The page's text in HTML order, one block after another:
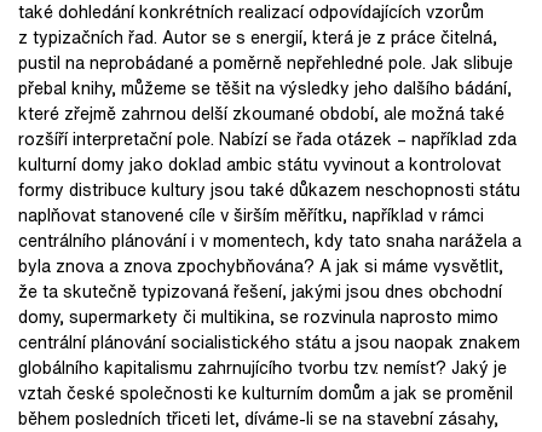
také dohledání konkrétních realizací odpovídajících vzorům
z typizačních řad. Autor se s energií, která je z práce čitelná,
pustil na neprobádané a poměrně nepřehledné pole. Jak slibuje
přebal knihy, můžeme se těšit na výsledky jeho dalšího bádání,
které zřejmě zahrnou delší zkoumané období, ale možná také
rozšíří interpretační pole. Nabízí se řada otázek – například zda
kulturní domy jako doklad ambic státu vyvinout a kontrolovat
formy distribuce kultury jsou také důkazem neschopnosti státu
naplňovat stanovené cíle v širším měřítku, například v rámci
centrálního plánování i v momentech, kdy tato snaha narážela a
byla znova a znova zpochybňována? A jak si máme vysvětlit,
že ta skutečně typizovaná řešení, jakými jsou dnes obchodní
domy, supermarkety či multikina, se rozvinula naprosto mimo
centrální plánování socialistického státu a jsou naopak znakem
globálního kapitalismu zahrnujícího tvorbu tzv. nemíst? Jaký je
vztah české společnosti ke kulturním domům a jak se proměnil
během posledních třiceti let, díváme-li se na stavební zásahy,